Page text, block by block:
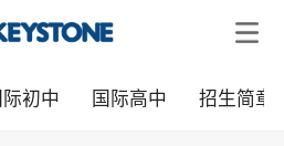
际初中 国际高中 招生简章